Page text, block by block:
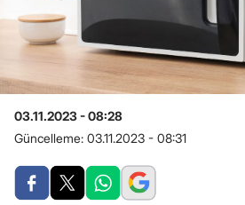
03.11.2023 - 08:28
Güncelleme: 03.11.2023 - 08:31